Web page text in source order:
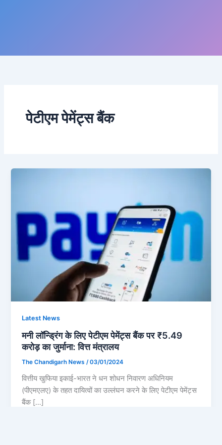
पेटीएम पेमेंट्स बैंक
Latest News
मनी लॉन्ड्रिंग के लिए पेटीएम पेमेंट्स बैंक पर ₹5.49
करोड़ का जुर्माना: वित्त मंत्रालय
The Chandigarh News/03/01/2024
वित्तीय खुफिया इकाई-भारत ने धन शोधन निवारण अधिनियम
(पीएमएलए) के तहत दायित्वों का उल्लंघन करने के लिए पेटीएम पेमेंट्स
बैंक […]